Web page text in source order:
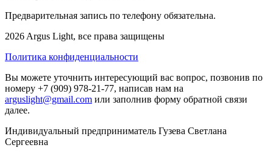
Предварительная запись по телефону обязательна.
2026 Argus Light, все права защищены
Политика конфиденциальности
Вы можете уточнить интересующий вас вопрос, позвонив по
номеру +7 (909) 978-21-77, написав нам на
arguslight@gmail.com или заполнив форму обратной связи
далее.
Индивидуальный предприниматель Гузева Светлана
Сергеевна